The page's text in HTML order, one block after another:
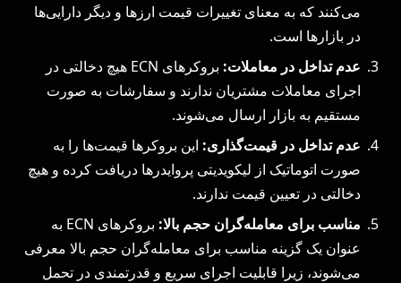
می‌کنند که به معنای تغییرات قیمت ارزها و دیگر دارایی‌ها
در بازارها است.
عدم تداخل در معاملات:
بروکرهای ECN هیچ دخالتی در
اجرای معاملات مشتریان ندارند و سفارشات به صورت
مستقیم به بازار ارسال می‌شوند.
عدم تداخل در قیمت‌گذاری: این بروکرها قیمت‌ها را به
صورت اتوماتیک از لیکویدیتی پروایدرها دریافت کرده و هیچ
دخالتی در تعیین قیمت ندارند.
مناسب برای معامله‌گران حجم بالا:
بروکرهای ECN به
عنوان یک گزینه مناسب برای معامله‌گران حجم بالا معرفی
می‌شوند، زیرا قابلیت اجرای سریع و قدرتمندی در تحمل